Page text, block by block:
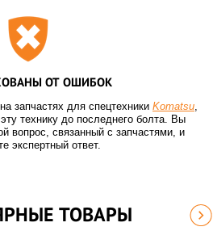
ОТ ОШИБОК
запчастях для спецтехники Komatsu,
технику до последнего болта. Вы
вопрос, связанный с запчастями, и
экспертный ответ.
ТОВАРЫ